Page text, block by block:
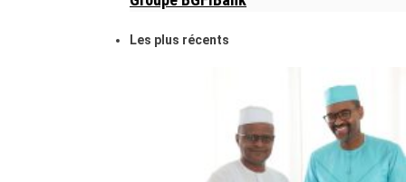
Les plus récents